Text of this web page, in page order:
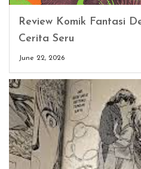
Review Komik Fantasi
Cerita Seru
June 22, 2026